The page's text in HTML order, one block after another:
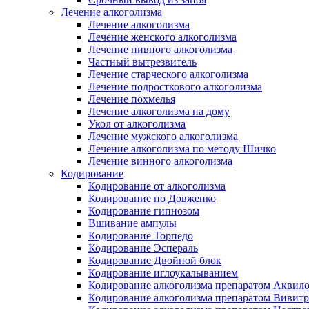
Лечение алкоголизма
Лечение алкоголизма
Лечение женского алкоголизма
Лечение пивного алкоголизма
Частный вытрезвитель
Лечение старческого алкоголизма
Лечение подросткового алкоголизма
Лечение похмелья
Лечение алкоголизма на дому
Укол от алкоголизма
Лечение мужского алкоголизма
Лечение алкоголизма по методу Шичко
Лечение винного алкоголизма
Кодирование
Кодирование от алкоголизма
Кодирование по Довженко
Кодирование гипнозом
Вшивание ампулы
Кодирование Торпедо
Кодирование Эспераль
Кодирование Двойной блок
Кодирование иглоукалыванием
Кодирование алкоголизма препаратом
Кодирование алкоголизма препаратом